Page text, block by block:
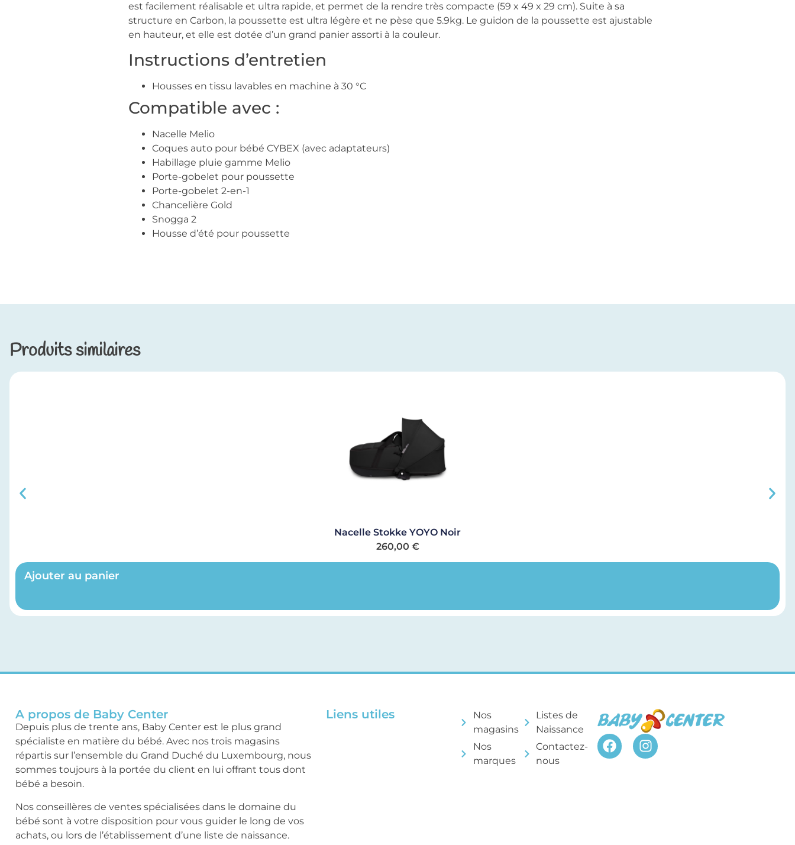
est facilement réalisable et ultra rapide, et permet de la rendre très compacte (59 x 49 x 29 cm). Suite à sa
structure en Carbon, la poussette est ultra légère et ne pèse que 5.9kg. Le guidon de la poussette est ajustable
en hauteur, et elle est dotée d’un grand panier assorti à la couleur.
Instructions d’entretien
Housses en tissu lavables en machine à 30 °C
Compatible avec :
Nacelle Melio
Coques auto pour bébé CYBEX (avec adaptateurs)
Habillage pluie gamme Melio
Porte-gobelet pour poussette
Porte-gobelet 2-en-1
Chancelière Gold
Snogga 2
Housse d’été pour poussette
Produits similaires
Nacelle Stokke YOYO Noir
260,00 €
Ajouter au panier
A propos de Baby Center
Depuis plus de trente ans, Baby Center est le plus grand
spécialiste en matière du bébé. Avec nos trois magasins
répartis sur l’ensemble du Grand Duché du Luxembourg, nous
sommes toujours à la portée du client en lui offrant tous dont
bébé a besoin.
Nos conseillères de ventes spécialisées dans le domaine du
bébé sont à votre disposition pour vous guider le long de vos
achats, ou lors de l’établissement d’une liste de naissance.
Liens utiles
Nos
magasins
Nos
marques
Listes de
Naissance
Contactez-
nous